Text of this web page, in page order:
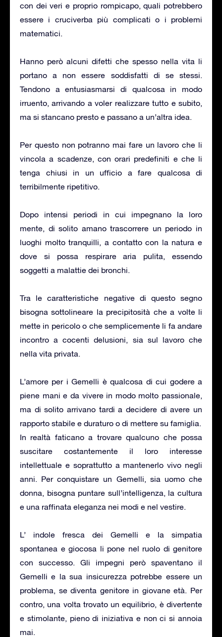
con dei veri e proprio rompicapo, quali potrebbero
essere i cruciverba più complicati o i problemi
matematici.
Hanno però alcuni difetti che spesso nella vita li
portano a non essere soddisfatti di se stessi.
Tendono a entusiasmarsi di qualcosa in modo
irruento, arrivando a voler realizzare tutto e subito,
ma si stancano presto e passano a un’altra idea.
Per questo non potranno mai fare un lavoro che li
vincola a scadenze, con orari predefiniti e che li
tenga chiusi in un ufficio a fare qualcosa di
terribilmente ripetitivo.
Dopo intensi periodi in cui impegnano la loro
mente, di solito amano trascorrere un periodo in
luoghi molto tranquilli, a contatto con la natura e
dove si possa respirare aria pulita, essendo
soggetti a malattie dei bronchi.
Tra le caratteristiche negative di questo segno
bisogna sottolineare la precipitosità che a volte li
mette in pericolo o che semplicemente li fa andare
incontro a cocenti delusioni, sia sul lavoro che
nella vita privata.
L’amore per i Gemelli è qualcosa di cui godere a
piene mani e da vivere in modo molto passionale,
ma di solito arrivano tardi a decidere di avere un
rapporto stabile e duraturo o di mettere su famiglia.
In realtà faticano a trovare qualcuno che possa
suscitare costantemente il loro interesse
intellettuale e soprattutto a mantenerlo vivo negli
anni. Per conquistare un Gemelli, sia uomo che
donna, bisogna puntare sull’intelligenza, la cultura
e una raffinata eleganza nei modi e nel vestire.
L’ indole fresca dei Gemelli e la simpatia
spontanea e giocosa li pone nel ruolo di genitore
con successo. Gli impegni però spaventano il
Gemelli e la sua insicurezza potrebbe essere un
problema, se diventa genitore in giovane età. Per
contro, una volta trovato un equilibrio, è divertente
e stimolante, pieno di iniziativa e non ci si annoia
mai.